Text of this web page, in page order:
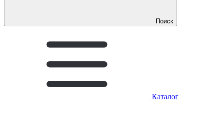
Поиск
Каталог